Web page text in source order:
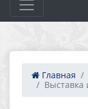
Главная
Выставка